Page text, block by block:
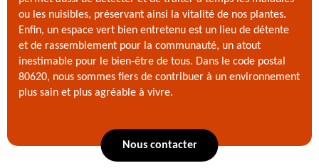
ou les nuisibles, préservant ainsi la vitalité de nos plantes.
Enfin, un espace vert bien entretenu est un lieu de détente
et de rassemblement pour la communauté, un atout
inestimable pour le bien-être de tous. Dans le code postal
80620, nous sommes fiers de contribuer à un environnement
plus sain et plus agréable à vivre.
Nous contacter